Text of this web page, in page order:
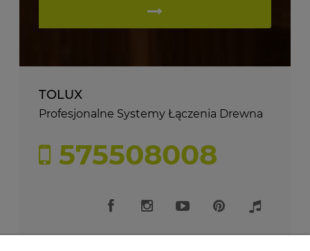
TOLUX
Profesjonalne Systemy Łączenia Drewna
575508008